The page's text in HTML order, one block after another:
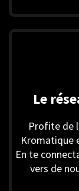
Le
Profite de
Kromatique
En te
vers de